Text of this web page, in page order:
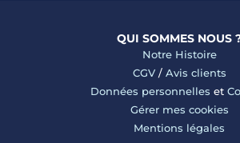
QUI SOMMES NOUS
Notre Histoire
CGV/ Avis clients
Données personnelles et
Gérer mes cookies
Mentions légales